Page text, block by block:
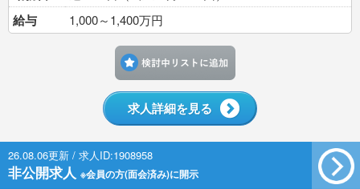
給与 1,000～1,400万円
求人詳細を見る
26.08.06更新 / 求人ID:1908958
非公開求人 ※会員の方(面会済み)に開示